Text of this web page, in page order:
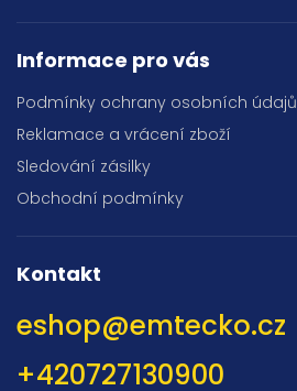
Informace pro vás
Podmínky ochrany osobních údajů
Reklamace a vrácení zboží
Sledování zásilky
Obchodní podmínky
Kontakt
eshop@emtecko.cz
+420727130900